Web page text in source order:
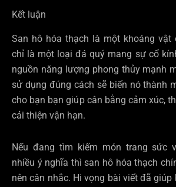
Kết luận
San hô hóa thạch là một khoáng vật
chỉ là một loại đá quý mang sự cổ
nguồn năng lượng phong thủy mạnh
sử dụng đúng cách sẽ biến nó thành
cho bạn bạn giúp cân bằng cảm xúc,
cải thiện vận hạn.
Nếu đang tìm kiếm món trang sức
nhiều ý nghĩa thì san hô hóa thạch
nên cân nhắc. Hi vọng bài viết đã giúp